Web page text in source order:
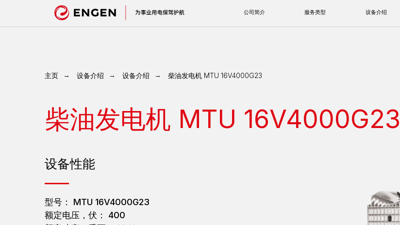
已完工项目
主页 → 设备介绍 → 设备介绍 → 柴油发电机 MTU 16V4000G23
柴油发电机 MTU 16V4000G23
设备性能
型号： MTU 16V4000G23
额定电压，伏： 400